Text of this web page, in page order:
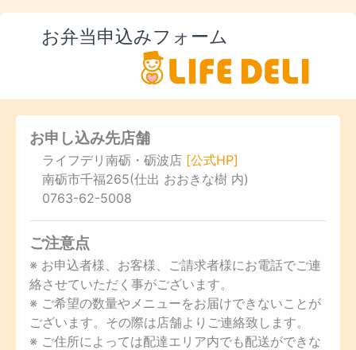
お弁当申込みフォーム
お申し込み先店舗
ライフデリ南砺・砺波店 [公式HP]
南砺市千福265(仕出 おおきな樹 内)
0763-62-5008
ご注意点
※ お申込者様、お客様、ご請求者様にお電話でご連
絡させていただく事がございます。
※ ご希望の数量やメニューをお届けできないことが
ございます。その際は店舗よりご連絡致します。
※ ご住所によっては配達エリア内でも配送ができな